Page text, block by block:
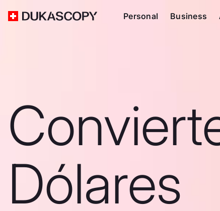
Personal Business
Dólares